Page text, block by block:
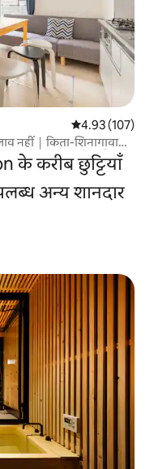
औसत रेटिंग 5 में से
4.93 (107)
नहीं｜किता-शिनागावा
स्टेशन से 13 मिनट की पैदल
करीब छुट्टियाँ
अन्य शानदार